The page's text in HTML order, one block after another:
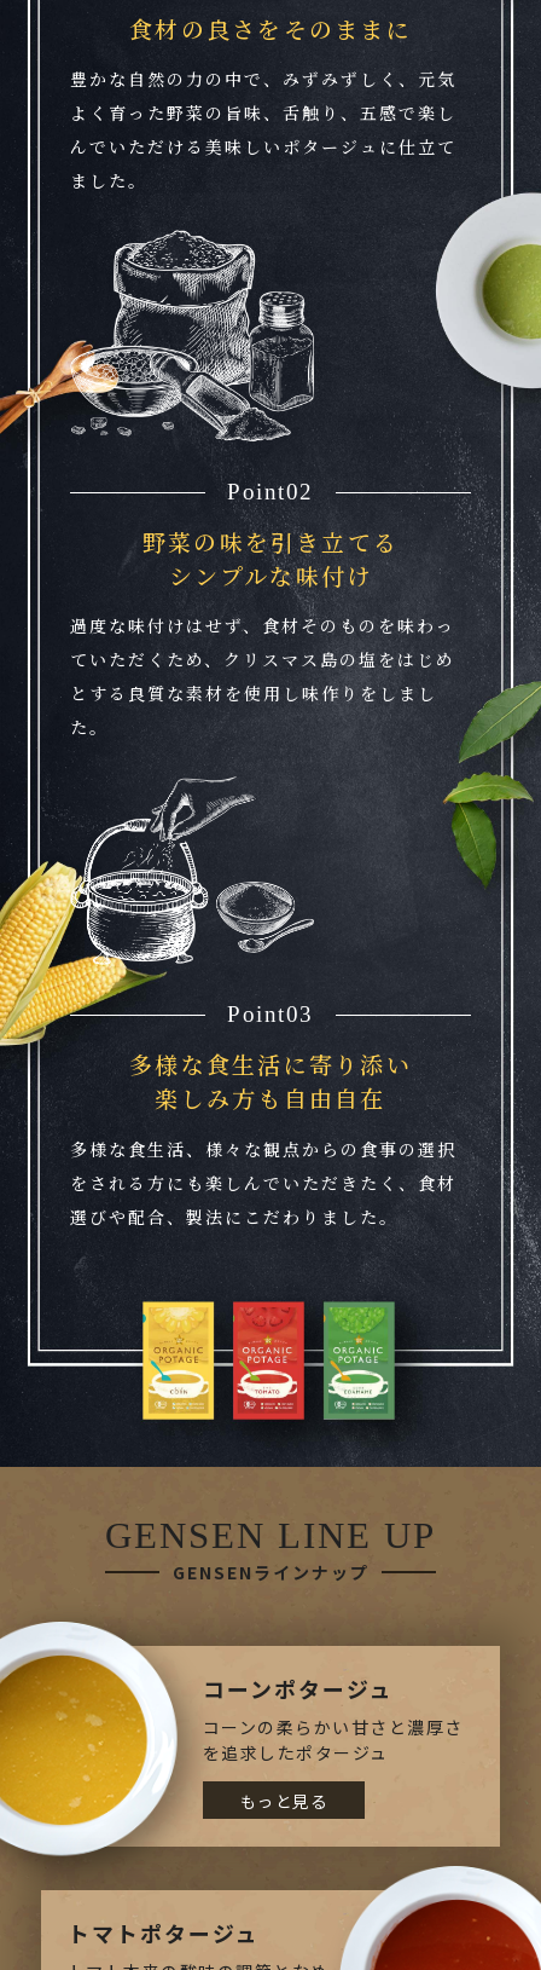
食材の良さをそのままに
豊かな自然の力の中で、みずみずしく、元気
よく育った野菜の旨味、舌触り、五感で楽し
んでいただける美味しいポタージュに仕立て
ました。
Point02
野菜の味を引き立てる
シンプルな味付け
過度な味付けはせず、食材そのものを味わっ
ていただくため、クリスマス島の塩をはじめ
とする良質な素材を使用し味作りをしまし
た。
Point03
多様な食生活に寄り添い
楽しみ方も自由自在
多様な食生活、様々な観点からの食事の選択
をされる方にも楽しんでいただきたく、食材
選びや配合、製法にこだわりました。
GENSEN LINE UP
GENSENラインナップ
コーンポタージュ
コーンの柔らかい甘さと濃厚さ
を追求したポタージュ
もっと見る
トマトポタージュ